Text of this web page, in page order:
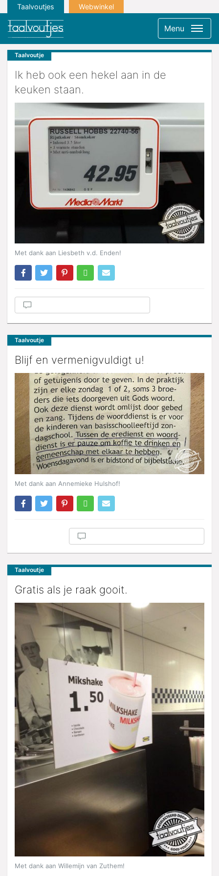
Taalvoutjes Webwinkel
Menu
Taalvoutje
Ik heb ook een hekel aan in de
keuken staan.
Met dank aan Liesbeth v.d. Enden!
Taalvoutje
Blijf en vermenigvuldigt u!
Met dank aan Annemieke Hulshof!
Taalvoutje
Gratis als je raak gooit.
Met dank aan Willemijn van Zuthem!